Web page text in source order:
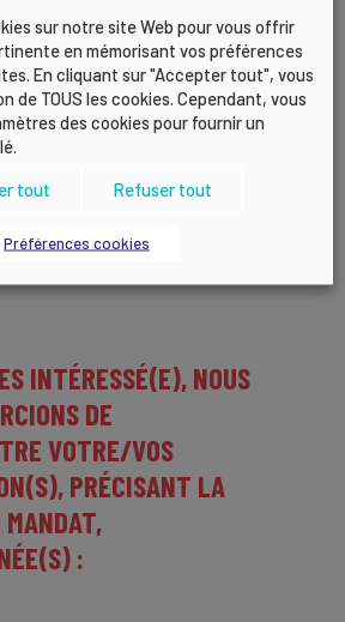
mandat CAT-MP – Commission
du travail et des maladies
professionnelles
instances concernées prévoient
Hommes/Femmes et une limite
INTÉRESSÉ(E), NOUS
DE
VOTRE/VOS
PRÉCISANT LA
MANDAT,
:
sur notre site Web pour vous offrir
en mémorisant vos préférences
En cliquant sur "Accepter tout", vous
de TOUS les cookies. Cependant, vous
des cookies pour fournir un
tout Refuser tout
Préférences cookies